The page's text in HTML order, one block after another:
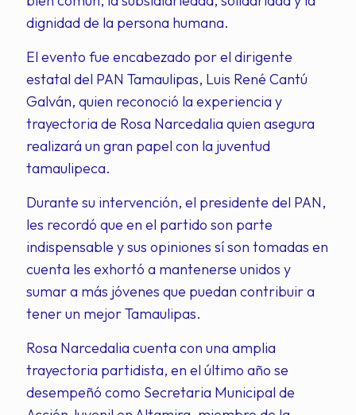
dignidad de la persona humana.
El evento fue encabezado por el dirigente
estatal del PAN Tamaulipas, Luis René Cantú
Galván, quien reconoció la experiencia y
trayectoria de Rosa Narcedalia quien asegura
realizará un gran papel con la juventud
tamaulipeca.
Durante su intervención, el presidente del PAN,
les recordó que en el partido son parte
indispensable y sus opiniones sí son tomadas en
cuenta les exhortó a mantenerse unidos y
sumar a más jóvenes que puedan contribuir a
tener un mejor Tamaulipas.
Rosa Narcedalia cuenta con una amplia
trayectoria partidista, en el último año se
desempeñó como Secretaria Municipal de